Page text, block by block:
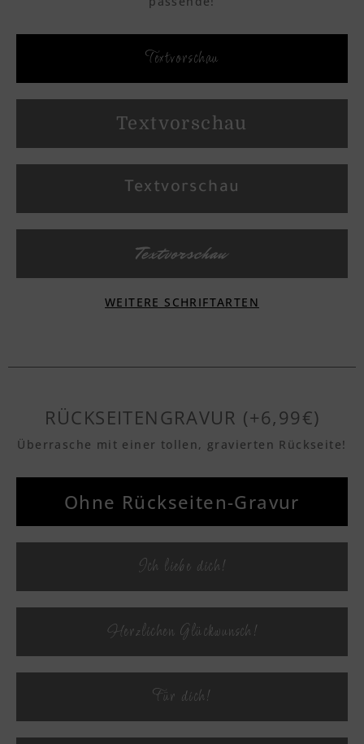
Textvorschau
Textvorschau
Textvorschau
Textvorschau
Textvorschau
Textvorschau
Textvorschau
Textvorschau
WEITERE SCHRIFTARTEN
RÜCKSEITENGRAVUR (+6,99€)
Überrasche mit einer tollen, gravierten Rückseite!
Ohne Rückseiten-Gravur
Ich liebe dich!
Herzlichen Glückwunsch!
Für dich!